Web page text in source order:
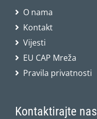
O nama
Kontakt
Vijesti
EU CAP Mreža
Pravila privatnosti
Kontaktirajte nas